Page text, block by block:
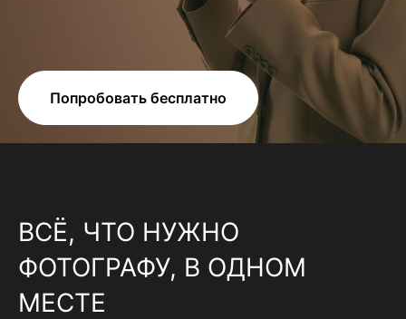
Попробовать бесплатно
ВСЁ, ЧТО НУЖНО
ФОТОГРАФУ, В ОДНОМ
МЕСТЕ